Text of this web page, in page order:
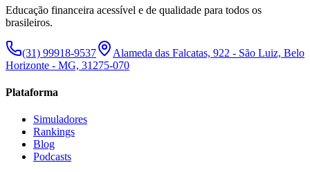
Educação financeira acessível e de qualidade para todos os
brasileiros.
(31) 99918-9537
Alameda das Falcatas, 922 - São Luiz, Belo
Horizonte - MG, 31275-070
Plataforma
Simuladores
Rankings
Blog
Podcasts